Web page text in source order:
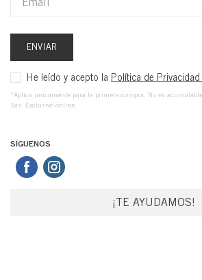
ENVIAR
He leído y acepto la Política de
*Aplica unicamente para la primera compra. No es
Sas. Exclusivo online.
SÍGUENOS
¡TE AYUDAMOS!